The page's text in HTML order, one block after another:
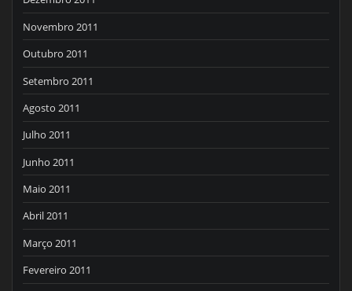
Novembro 2011
Outubro 2011
Setembro 2011
Agosto 2011
Julho 2011
Junho 2011
Maio 2011
Abril 2011
Março 2011
Fevereiro 2011